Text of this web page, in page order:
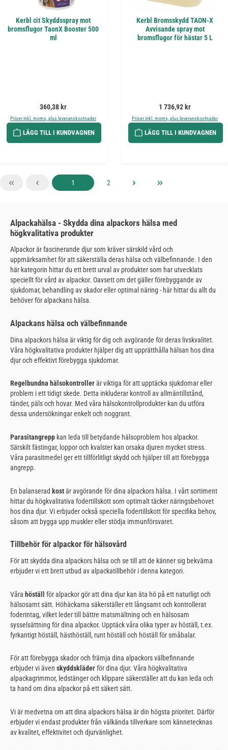
Kerbl cit Skyddsspray mot
bromsflugor TaonX Booster 500
ml
Ordinarie pris:
360,38 kr
Priser inkl. moms, plus leveranskostnader
LÄGG TILL I KUNDVAGNEN
Kerbl Bromsskydd TAON-X
Avvisande spray mot
bromsflugor för hästar 5 L
Ordinarie pris:
1 736,92 kr
Priser inkl. moms, plus leveranskostnader
LÄGG TILL I KUNDVAGNEN
Sida
1 Sida
2
Alpackahälsa - Skydda dina alpackors hälsa med
högkvalitativa produkter
Alpackor är fascinerande djur som kräver särskild vård och
uppmärksamhet för att säkerställa deras hälsa och välbefinnande. I den
här kategorin hittar du ett brett urval av produkter som har utvecklats
speciellt för vård av alpackor. Oavsett om det gäller förebyggande av
sjukdomar, behandling av skador eller optimal näring - här hittar du allt du
behöver för alpackans hälsa.
Alpackans hälsa och välbefinnande
Dina alpackors hälsa är viktig för dig och avgörande för deras livskvalitet.
Våra högkvalitativa produkter hjälper dig att upprätthålla hälsan hos dina
djur och effektivt förebygga sjukdomar.
Regelbundna hälsokontrollerär viktiga för att upptäcka sjukdomar eller
problem i ett tidigt skede. Detta inkluderar kontroll av allmäntillstånd,
tänder, päls och hovar. Med våra hälsokontrollprodukter kan du utföra
dessa undersökningar enkelt och noggrant.
Parasitangrepp kan leda till betydande hälsoproblem hos alpackor.
Särskilt fästingar, loppor och kvalster kan orsaka djuren mycket stress.
Våra parasitmedel ger ett tillförlitligt skydd och hjälper till att förebygga
angrepp.
En balanserad kostär avgörande för dina alpackors hälsa. I vårt sortiment
hittar du högkvalitativa fodertillskott som optimalt täcker näringsbehovet
hos dina djur. Vi erbjuder också speciella fodertillskott för specifika behov,
såsom att bygga upp muskler eller stödja immunförsvaret.
Tillbehör för alpackor för hälsovård
För att skydda dina alpackors hälsa och se till att de känner sig bekväma
erbjuder vi ett brett utbud av alpackatillbehör i denna kategori.
Våra höställ
för alpackor gör att dina djur kan äta hö på ett naturligt och
hälsosamt sätt. Höhäckarna säkerställer ett långsamt och kontrollerat
foderintag, vilket leder till bättre matsmältning och en hälsosam
sysselsättning för dina alpackor. Upptäck våra olika typer av höställ, t.ex.
fyrkantigt höställ, hästhöställ, runt höställ och höställ för småbalar.
För att förebygga skador och främja dina alpackors välbefinnande
erbjuder vi även skyddskläderför dina djur. Våra högkvalitativa
alpackagrimmor, ledstänger och klippare säkerställer att du kan leda och
ta hand om dina alpackor på ett säkert sätt.
Vi är medvetna om att dina alpackors hälsa är din högsta prioritet. Därför
erbjuder vi endast produkter från välkända tillverkare som kännetecknas
av kvalitet, effektivitet och djurvänlighet.